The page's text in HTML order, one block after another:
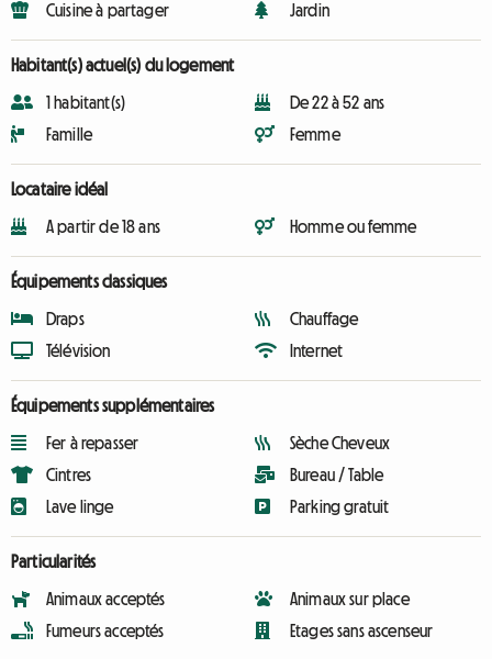
Cuisine à partager
Jardin
Habitant(s) actuel(s) du logement
1 habitant(s)
Famille
De 22 à 52 ans
Femme
Locataire idéal
A partir de 18 ans Homme ou femme
Équipements classiques
Draps
Télévision
Chauffage
Internet
Équipements supplémentaires
Fer à repasser
Cintres
Lave linge
Sèche Cheveux
Bureau / Table
Parking gratuit
Particularités
Animaux acceptés
Fumeurs acceptés
Animaux sur place
Etages sans ascenseur